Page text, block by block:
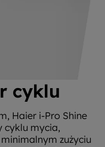
cyklu
Haier i-Pro Shine
cyklu mycia,
zużyciu